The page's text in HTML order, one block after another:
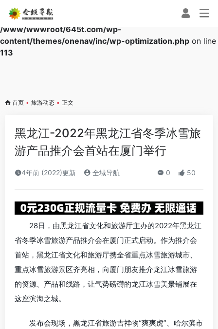
Warning: Array to string conversion in
/www/wwwroot/645t.com/wp-
content/themes/onenav/inc/wp-optimization.php on line
113
首页 • 旅游动态 • 正文
黑龙江-2022年黑龙江省冬季冰雪旅
游产品推介会首站在厦门举行
4年前 (2022)更新 全域导航 0 50
28日，由黑龙江省文化和旅游厅主办的2022年黑龙江
省冬季冰雪旅游产品推介会在厦门正式启动。作为推介会
首站，黑龙江省文化和旅游厅携全省重点冰雪旅游城市、
重点冰雪旅游景区齐亮相，向厦门朋友推介龙江冰雪旅游
的资源、产品和线路，让气势磅礴的龙江冰雪美景铺展在
这座滨海之城。
发布会现场，黑龙江省旅游吉祥物“爽爽虎”、哈尔滨市